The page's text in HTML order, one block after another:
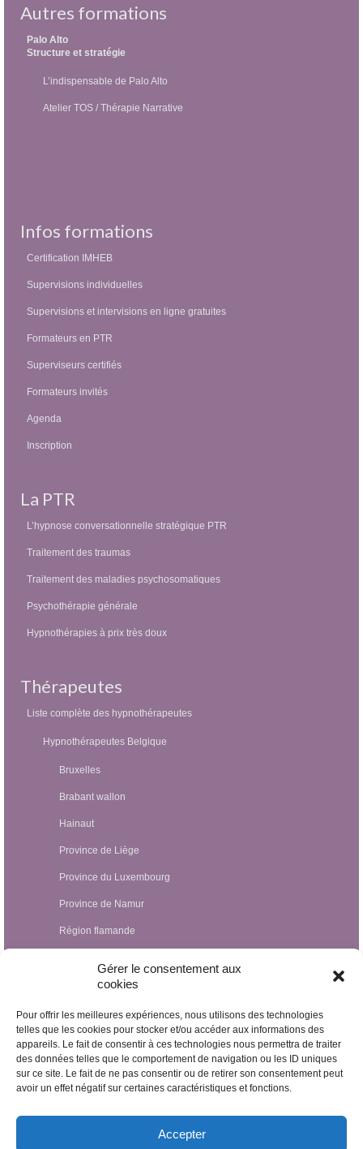
Gérer le consentement aux
cookies
Pour offrir les meilleures expériences, nous utilisons des technologies
telles que les cookies pour stocker et/ou accéder aux informations des
appareils. Le fait de consentir à ces technologies nous permettra de traiter
des données telles que le comportement de navigation ou les ID uniques
sur ce site. Le fait de ne pas consentir ou de retirer son consentement peut
avoir un effet négatif sur certaines caractéristiques et fonctions.
Accepter
Autres formations
Palo Alto
Structure et stratégie
L’indispensable de Palo Alto
Atelier TOS / Thérapie Narrative
Infos formations
Certification IMHEB
Supervisions individuelles
Supervisions et intervisions en ligne gratuites
Formateurs en PTR
Superviseurs certifiés
Formateurs invités
Agenda
Inscription
La PTR
L’hypnose conversationnelle stratégique PTR
Traitement des traumas
Traitement des maladies psychosomatiques
Psychothérapie générale
Hypnothérapies à prix très doux
Thérapeutes
Liste complète des hypnothérapeutes
Hypnothérapeutes Belgique
Bruxelles
Brabant wallon
Hainaut
Province de Liège
Province du Luxembourg
Province de Namur
Région flamande
Hypnothérapeutes Luxembourg
Hypnothérapeutes France
Hypnothérapeutes Suisse
Hypnothérapeutes Pays-Bas
Hypnothérapeutes Espagne